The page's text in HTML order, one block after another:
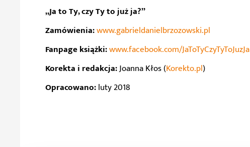
„Ja to Ty, czy Ty to już ja?”
Zamówienia:www.gabrieldanielbrzozowski.pl
Fanpage książki:www.facebook.com/JaToTyCzyTyToJuzJa
Korekta i redakcja:Joanna Kłos (Korekto.pl)
Opracowano:luty 2018